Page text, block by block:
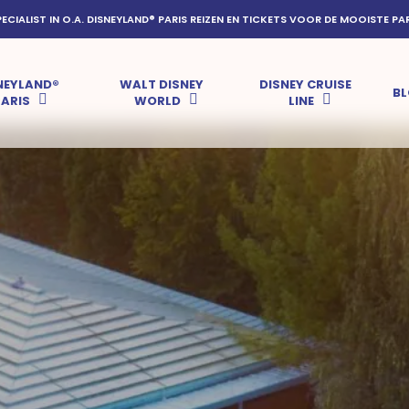
IN O.A. DISNEYLAND® PARIS REIZEN EN TICKETS VOOR DE MOOISTE
WALT DISNEY
WORLD
DISNEY CRUISE
LINE